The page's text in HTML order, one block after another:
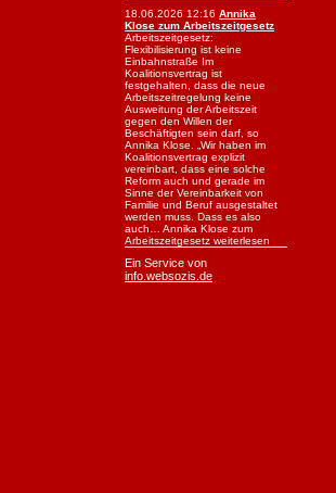
18.06.2026 12:16 Annika
Klose zum Arbeitszeitgesetz
Arbeitszeitgesetz:
Flexibilisierung ist keine
Einbahnstraße Im
Koalitionsvertrag ist
festgehalten, dass die neue
Arbeitszeitregelung keine
Ausweitung der Arbeitszeit
gegen den Willen der
Beschäftigten sein darf, so
Annika Klose. „Wir haben im
Koalitionsvertrag explizit
vereinbart, dass eine solche
Reform auch und gerade im
Sinne der Vereinbarkeit von
Familie und Beruf ausgestaltet
werden muss. Dass es also
auch… Annika Klose zum
Arbeitszeitgesetz weiterlesen
Ein Service von
info.websozis.de